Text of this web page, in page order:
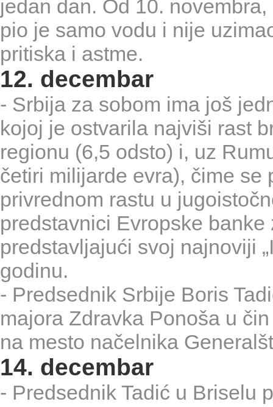
jedan dan. Od 10.
pio je samo vodu i nije
pritiska i astme.
12. decembar
- Srbija za sobom ima još
kojoj je ostvarila najviši rast
regionu (6,5 odsto) i, uz
četiri milijarde evra), čime se
privrednom rastu u
predstavnici Evropske
predstavljajući svoj najnoviji
godinu.
- Predsednik Srbije Boris
majora Zdravka Ponoša u
na mesto načelnika
14. decembar
- Predsednik Tadić u Briselu